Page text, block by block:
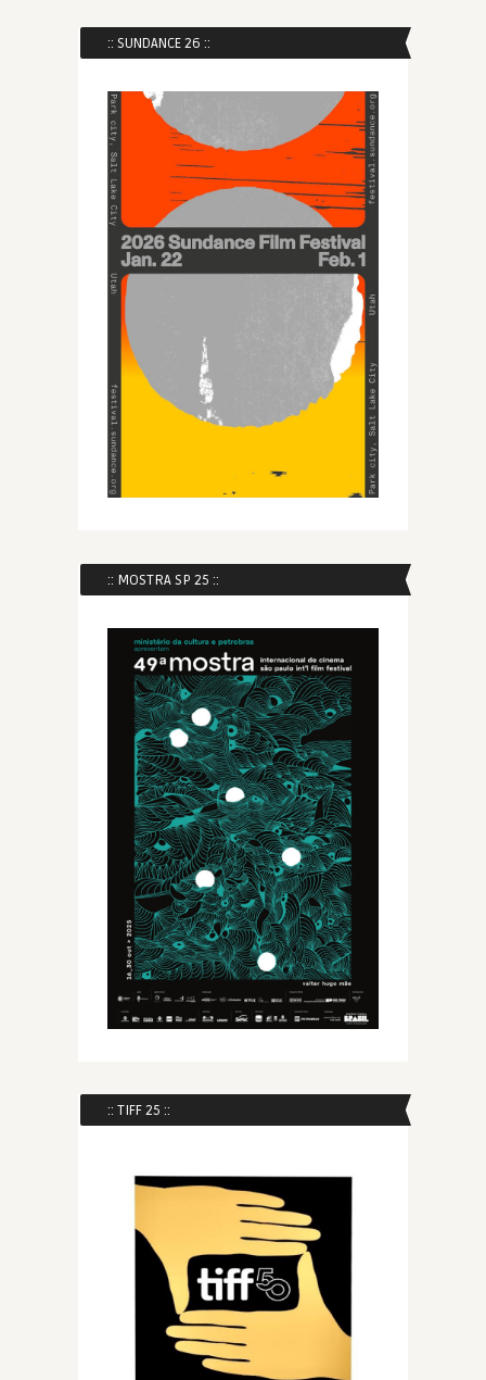
:: SUNDANCE 26 ::
:: MOSTRA SP 25 ::
:: TIFF 25 ::